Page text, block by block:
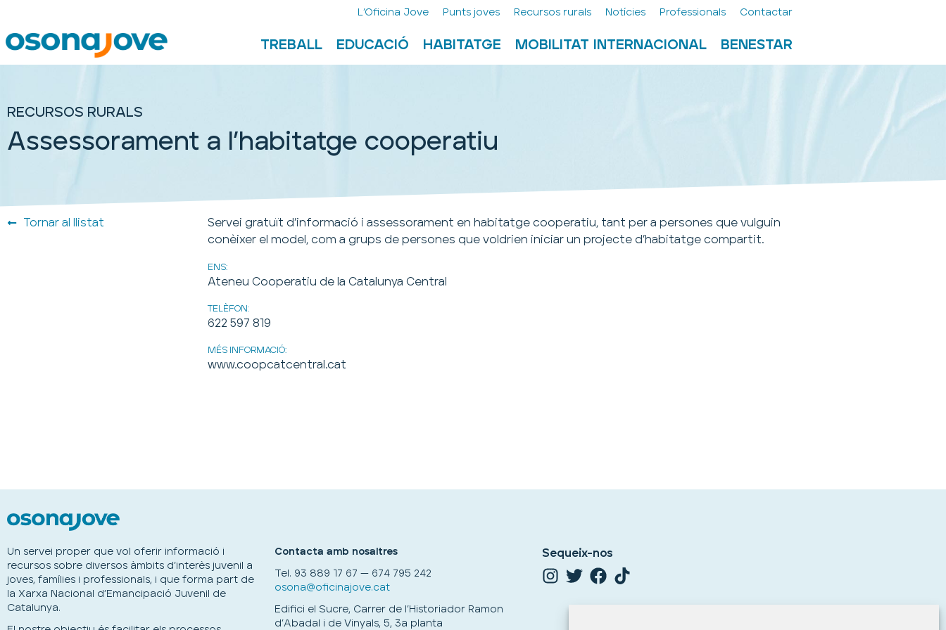
L’Oficina Jove Punts joves Recursos rurals Notícies Professionals Contactar
TREBALL EDUCACIÓ HABITATGE MOBILITAT INTERNACIONAL BENESTAR
RECURSOS RURALS
Assessorament a l’habitatge cooperatiu
Tornar al llistat
Servei gratuït d’informació i assessorament en habitatge cooperatiu, tant per a persones que vulguin
conèixer el model, com a grups de persones que voldrien iniciar un projecte d’habitatge compartit.
ENS:
Ateneu Cooperatiu de la Catalunya Central
TELÈFON:
622 597 819
MÉS INFORMACIÓ:
www.coopcatcentral.cat
Un servei proper que vol oferir informació i
recursos sobre diversos àmbits d’interès juvenil a
joves, famílies i professionals, i que forma part de
la Xarxa Nacional d’Emancipació Juvenil de
Catalunya.
Contacta amb nosaltres
Tel. 93 889 17 67 — 674 795 242
osona@oficinajove.cat
Edifici el Sucre, Carrer de l’Historiador Ramon
d’Abadal i de Vinyals, 5, 3a planta
Sequeix-nos